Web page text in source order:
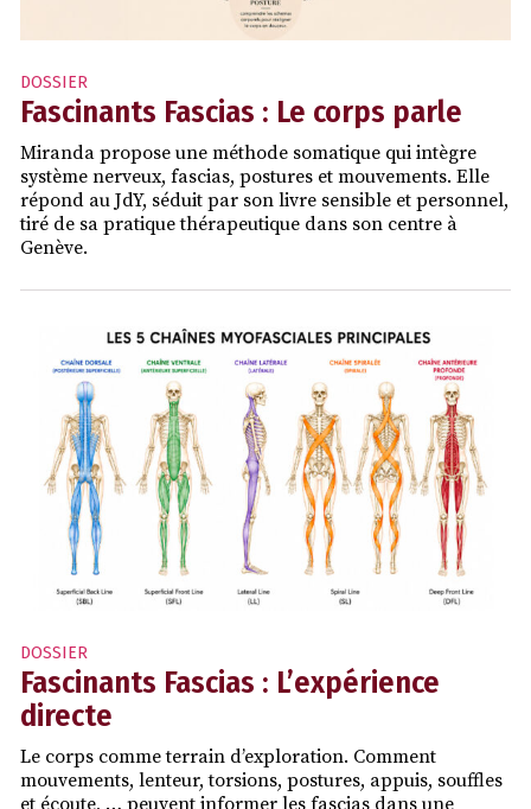
DOSSIER
Fascinants Fascias : Le corps parle
Miranda propose une méthode somatique qui intègre
système nerveux, fascias, postures et mouvements. Elle
répond au JdY, séduit par son livre sensible et personnel,
tiré de sa pratique thérapeutique dans son centre à
Genève.
DOSSIER
Fascinants Fascias : L’expérience
directe
Le corps comme terrain d’exploration. Comment
mouvements, lenteur, torsions, postures, appuis, souffles
et écoute, … peuvent informer les fascias dans une